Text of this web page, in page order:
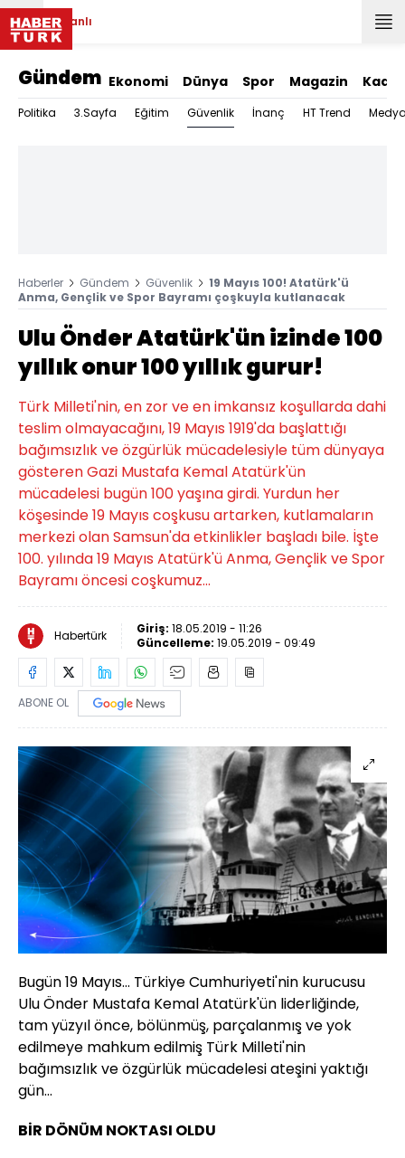
Canlı
Gündem Ekonomi Dünya Spor Magazin Kadın
Politika 3.Sayfa Eğitim Güvenlik İnanç HT Trend
Haberler Gündem Güvenlik
19 Mayıs 100! Atatürk'ü
Anma, Gençlik ve Spor Bayramı çoşkuyla kutlanacak
Ulu Önder Atatürk'ün izinde 100
yıllık onur 100 yıllık gurur!
Türk Milleti'nin, en zor ve en imkansız koşullarda dahi
teslim olmayacağını, 19 Mayıs 1919'da başlattığı
bağımsızlık ve özgürlük mücadelesiyle tüm dünyaya
gösteren Gazi Mustafa Kemal Atatürk'ün
mücadelesi bugün 100 yaşına girdi. Yurdun her
köşesinde 19 Mayıs coşkusu artarken, kutlamaların
merkezi olan Samsun'da etkinlikler başladı bile. İşte
100. yılında 19 Mayıs Atatürk'ü Anma, Gençlik ve Spor
Bayramı öncesi coşkumuz...
Habertürk Giriş: 18.05.2019 - 11:26
Güncelleme: 19.05.2019 - 09:49
ABONE OL
Bugün 19 Mayıs... Türkiye Cumhuriyeti'nin kurucusu
Ulu Önder Mustafa Kemal Atatürk'ün liderliğinde,
tam yüzyıl önce, bölünmüş, parçalanmış ve yok
edilmeye mahkum edilmiş Türk Milleti'nin
bağımsızlık ve özgürlük mücadelesi ateşini yaktığı
gün...
BİR DÖNÜM NOKTASI OLDU